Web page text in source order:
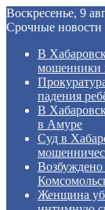
Воскресенье, 9
Срочные новости
В
мошенники
падения
В
в Амуре
Суд в
Возбуждено
Женщина